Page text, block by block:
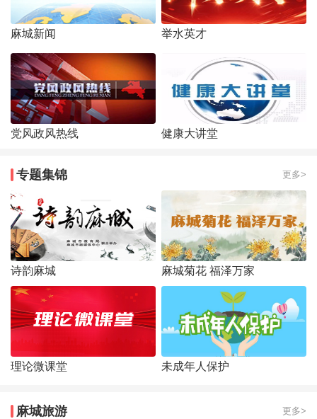
麻城新闻 举水英才
党风政风热线 健康大讲堂
专题集锦 更多>
诗韵麻城 麻城菊花 福泽万家
理论微课堂 未成年人保护
麻城旅游 更多>